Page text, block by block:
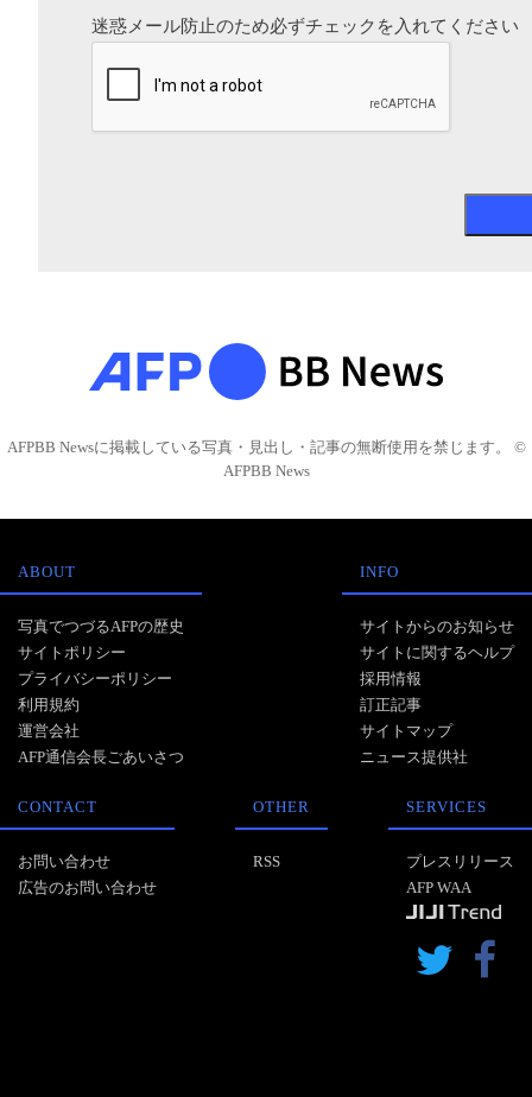
迷惑メール防止のため必ずチェックを入れてください
AFPBB Newsに掲載している写真・見出し・記事の無断使用を禁じます。 ©
AFPBB News
ABOUT
写真でつづるAFPの歴史
サイトポリシー
プライバシーポリシー
利用規約
運営会社
AFP通信会長ごあいさつ
INFO
サイトからのお知らせ
サイトに関するヘルプ
採用情報
訂正記事
サイトマップ
ニュース提供社
CONTACT
お問い合わせ
広告のお問い合わせ
OTHER
RSS
SERVICES
プレスリリース
AFP WAA